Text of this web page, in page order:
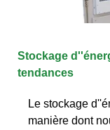
Stockage
tendances
Le stockage
manière dont